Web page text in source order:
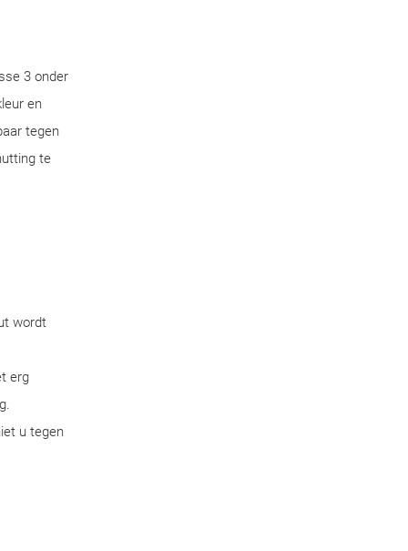
3 onder
en
tegen
te
wordt
erg
u tegen